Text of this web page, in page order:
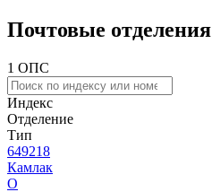
Почтовые отделения
1 ОПС
Индекс
Отделение
Тип
649218
Камлак
О